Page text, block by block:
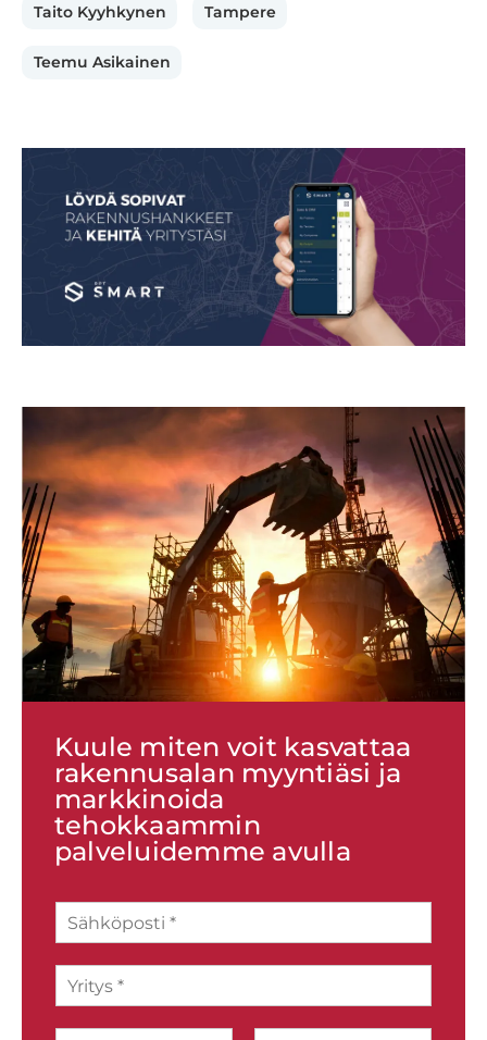
Taito Kyyhkynen Tampere
Teemu Asikainen
Kuule miten voit kasvattaa
rakennusalan myyntiäsi ja
markkinoida
tehokkaammin
palveluidemme avulla